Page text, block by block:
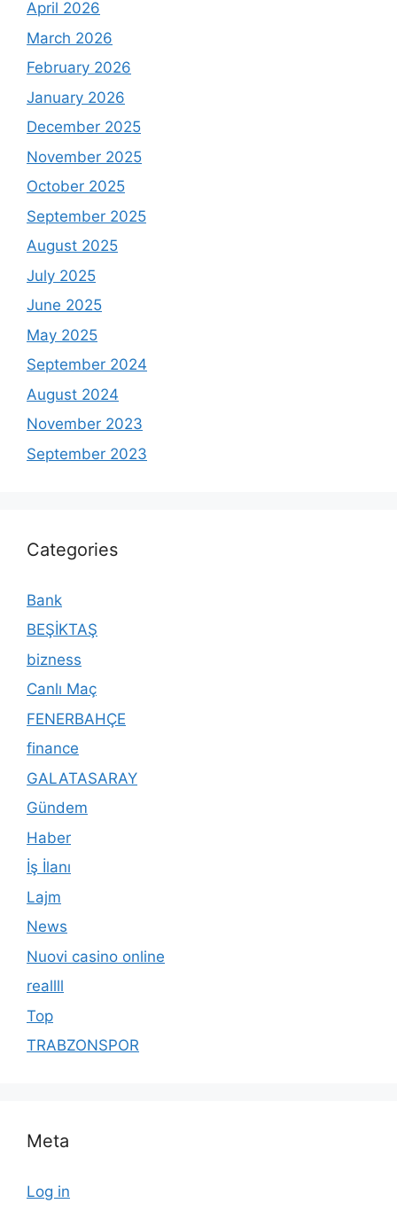
April 2026
March 2026
February 2026
January 2026
December 2025
November 2025
October 2025
September 2025
August 2025
July 2025
June 2025
May 2025
September 2024
August 2024
November 2023
September 2023
Categories
Bank
BEŞİKTAŞ
bizness
Canlı Maç
FENERBAHÇE
finance
GALATASARAY
Gündem
Haber
İş İlanı
Lajm
News
Nuovi casino online
reallll
Top
TRABZONSPOR
Meta
Log in